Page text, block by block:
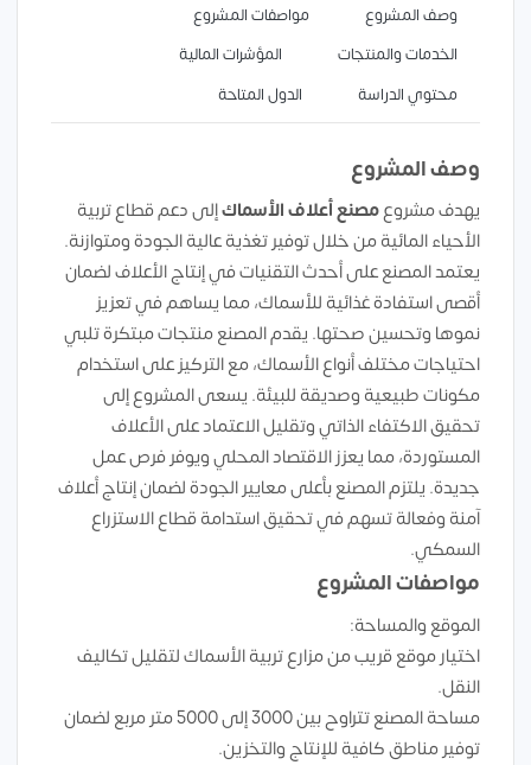
وصف المشروع
مواصفات المشروع
الخدمات والمنتجات
المؤشرات المالية
محتوي الدراسة
الدول المتاحة
وصف المشروع
يهدف مشروعمصنع أعلاف الأسماكإلى دعم قطاع تربية
الأحياء المائية من خلال توفير تغذية عالية الجودة ومتوازنة.
يعتمد المصنع على أحدث التقنيات في إنتاج الأعلاف لضمان
أقصى استفادة غذائية للأسماك، مما يساهم في تعزيز
نموها وتحسين صحتها. يقدم المصنع منتجات مبتكرة تلبي
احتياجات مختلف أنواع الأسماك، مع التركيز على استخدام
مكونات طبيعية وصديقة للبيئة. يسعى المشروع إلى
تحقيق الاكتفاء الذاتي وتقليل الاعتماد على الأعلاف
المستوردة، مما يعزز الاقتصاد المحلي ويوفر فرص عمل
جديدة. يلتزم المصنع بأعلى معايير الجودة لضمان إنتاج أعلاف
آمنة وفعالة تسهم في تحقيق استدامة قطاع الاستزراع
السمكي.
مواصفات المشروع
الموقع والمساحة:
اختيار موقع قريب من مزارع تربية الأسماك لتقليل تكاليف
النقل.
مساحة المصنع تتراوح بين 3000 إلى 5000 متر مربع لضمان
توفير مناطق كافية للإنتاج والتخزين.